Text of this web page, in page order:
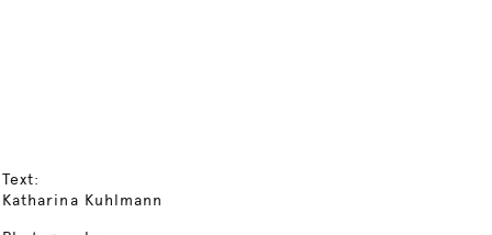
Text:
Katharina Kuhlmann